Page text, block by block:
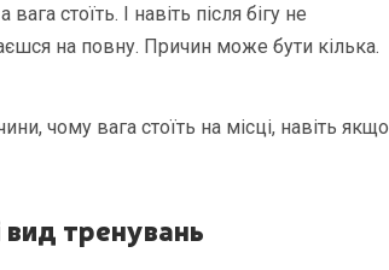
стоїть. І навіть після бігу не
на повну. Причин може бути кілька.
чому вага стоїть на місці, навіть якщо
тренувань